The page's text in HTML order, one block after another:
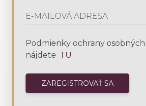
Podmienky ochrany
nájdete TU